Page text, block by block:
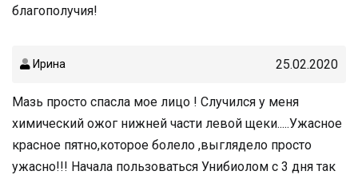
благополучия!
Ирина 25.02.2020
Мазь просто спасла мое лицо ! Случился у меня
химический ожог нижней части левой щеки.....Ужасное
красное пятно,которое болело ,выглядело просто
ужасно!!! Начала пользоваться Унибиолом с 3 дня так